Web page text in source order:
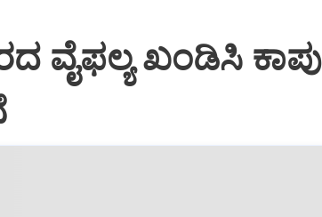
ವೈಫಲ್ಯ ಖಂಡಿಸಿ